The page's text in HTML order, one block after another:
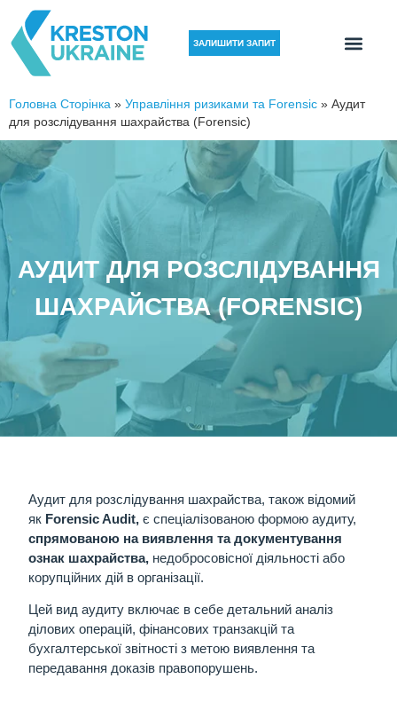
ЗАЛИШИТИ ЗАПИТ
Головна Сторінка » Управління ризиками та Forensic » Аудит
для розслідування шахрайства (Forensic)
АУДИТ ДЛЯ РОЗСЛІДУВАННЯ
ШАХРАЙСТВА (FORENSIC)
Аудит для розслідування шахрайства, також відомий
як Forensic Audit, є спеціалізованою формою аудиту,
спрямованою на виявлення та документування
ознак шахрайства, недобросовісної діяльності або
корупційних дій в організації.
Цей вид аудиту включає в себе детальний аналіз
ділових операцій, фінансових транзакцій та
бухгалтерської звітності з метою виявлення та
передавання доказів правопорушень.